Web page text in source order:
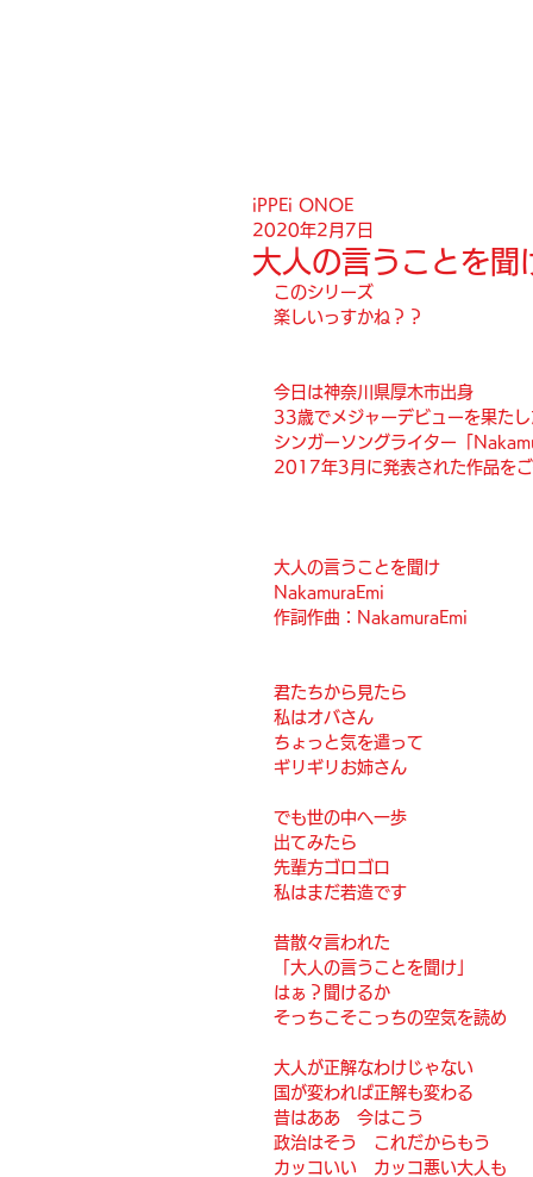
大人の言うことを聞
iPPEi ONOE
2020年2月7日
このシリーズ
楽しいっすかね？？
今日は神奈川県厚木市出身
33歳でメジャーデビューを果たし
シンガーソングライター「
2017年3月に発表された作品をご
大人の言うことを聞け
NakamuraEmi
作詞作曲：NakamuraEmi
君たちから見たら
私はオバさん
ちょっと気を遣って
ギリギリお姉さん
でも世の中へ一歩
出てみたら
先輩方ゴロゴロ
私はまだ若造です
昔散々言われた
「大人の言うことを聞け」
はぁ？聞けるか
そっちこそこっちの空気を読め
大人が正解なわけじゃない
国が変われば正解も変わる
昔はああ　今はこう
政治はそう　これだからもう
カッコいい　カッコ悪い大人も